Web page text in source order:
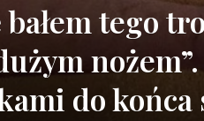
bałem tego
do końca